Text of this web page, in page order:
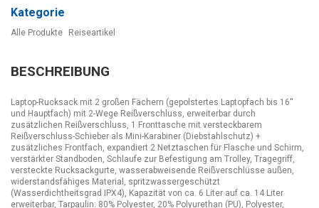
Kategorie
Alle Produkte Reiseartikel
BESCHREIBUNG
Laptop-Rucksack mit 2 großen Fächern (gepolstertes Laptopfach bis 16''
und Hauptfach) mit 2-Wege Reißverschluss, erweiterbar durch
zusätzlichen Reißverschluss, 1 Fronttasche mit versteckbarem
Reißverschluss-Schieber als Mini-Karabiner (Diebstahlschutz) +
zusätzliches Frontfach, expandiert 2 Netztaschen für Flasche und Schirm,
verstärkter Standboden, Schlaufe zur Befestigung am Trolley, Tragegriff,
versteckte Rucksackgurte, wasserabweisende Reißverschlüsse außen,
widerstandsfähiges Material, spritzwassergeschützt
(Wasserdichtheitsgrad IPX4), Kapazität von ca. 6 Liter auf ca. 14 Liter
erweiterbar, Tarpaulin: 80% Polyester, 20% Polyurethan (PU), Polyester,